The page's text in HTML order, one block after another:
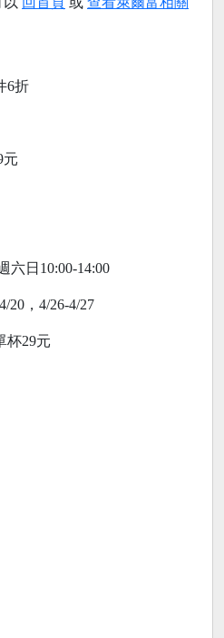
6折
元
六日10:00-14:00
20，4/26-4/27
杯29元